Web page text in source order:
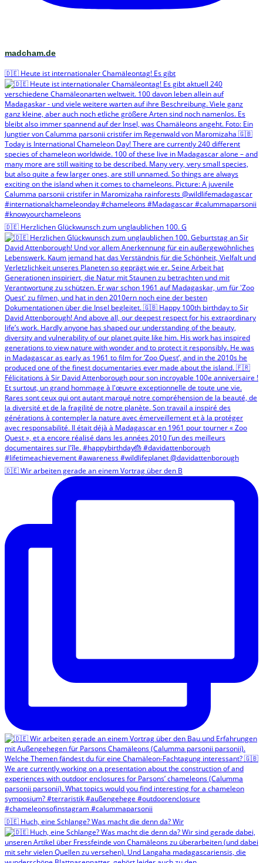
madcham.de
🇩🇪 Heute ist internationaler Chamäleontag! Es gibt
🇩🇪 Herzlichen Glückwunsch zum unglaublichen 100. G
🇩🇪 Wir arbeiten gerade an einem Vortrag über den B
🇩🇪 Huch, eine Schlange? Was macht die denn da? Wir